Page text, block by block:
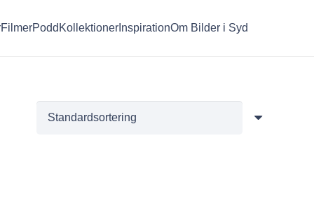
FilmerPodd Kollektioner InspirationOm Bilder i Syd